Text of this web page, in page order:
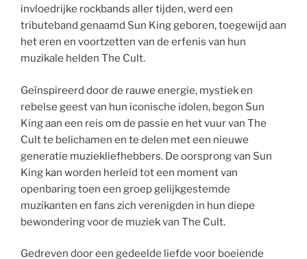
invloedrijke rockbands aller tijden, werd een
tributeband genaamd Sun King geboren, toegewijd aan
het eren en voortzetten van de erfenis van hun
muzikale helden The Cult.
Geïnspireerd door de rauwe energie, mystiek en
rebelse geest van hun iconische idolen, begon Sun
King aan een reis om de passie en het vuur van The
Cult te belichamen en te delen met een nieuwe
generatie muziekliefhebbers. De oorsprong van Sun
King kan worden herleid tot een moment van
openbaring toen een groep gelijkgestemde
muzikanten en fans zich verenigden in hun diepe
bewondering voor de muziek van The Cult.
Gedreven door een gedeelde liefde voor boeiende